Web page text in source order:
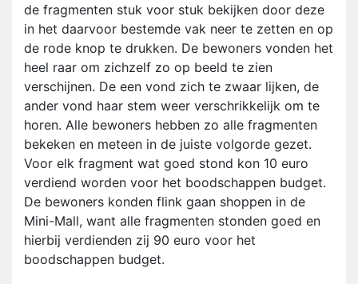
de fragmenten stuk voor stuk bekijken door deze
in het daarvoor bestemde vak neer te zetten en op
de rode knop te drukken. De bewoners vonden het
heel raar om zichzelf zo op beeld te zien
verschijnen. De een vond zich te zwaar lijken, de
ander vond haar stem weer verschrikkelijk om te
horen. Alle bewoners hebben zo alle fragmenten
bekeken en meteen in de juiste volgorde gezet.
Voor elk fragment wat goed stond kon 10 euro
verdiend worden voor het boodschappen budget.
De bewoners konden flink gaan shoppen in de
Mini-Mall, want alle fragmenten stonden goed en
hierbij verdienden zij 90 euro voor het
boodschappen budget.